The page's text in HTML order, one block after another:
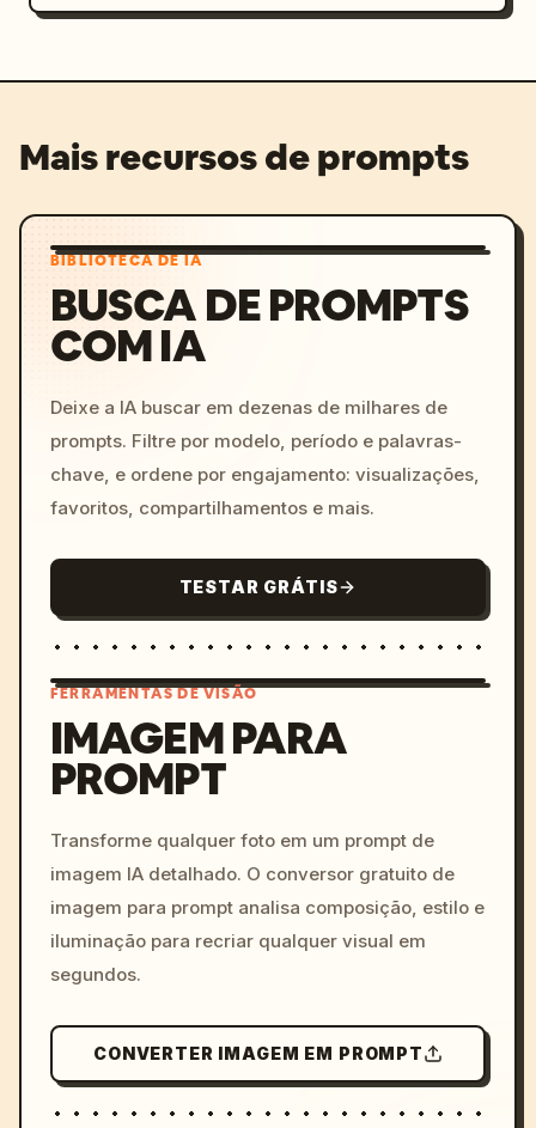
Mais recursos de prompts
BIBLIOTECA DE IA
BUSCA DE PROMPTS
COM IA
Deixe a IA buscar em dezenas de milhares de
prompts. Filtre por modelo, período e palavras-
chave, e ordene por engajamento: visualizações,
favoritos, compartilhamentos e mais.
TESTAR GRÁTIS
colors, 8k --v 6.0
FERRAMENTAS DE VISÃO
IMAGEM PARA
PROMPT
Transforme qualquer foto em um prompt de
imagem IA detalhado. O conversor gratuito de
imagem para prompt analisa composição, estilo e
iluminação para recriar qualquer visual em
segundos.
CONVERTER IMAGEM EM PROMPT